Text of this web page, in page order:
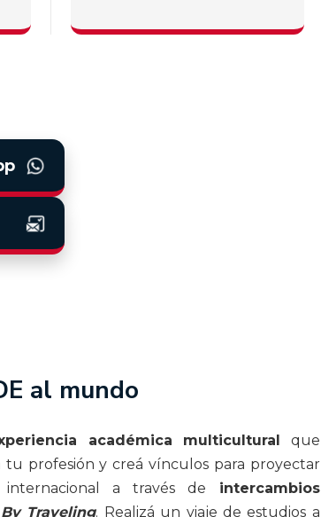
al mundo
académica multicultural
que
tu profesión y creá vínculos para proyectar
a través de intercambios
Traveling. Realizá un viaje de estudios a